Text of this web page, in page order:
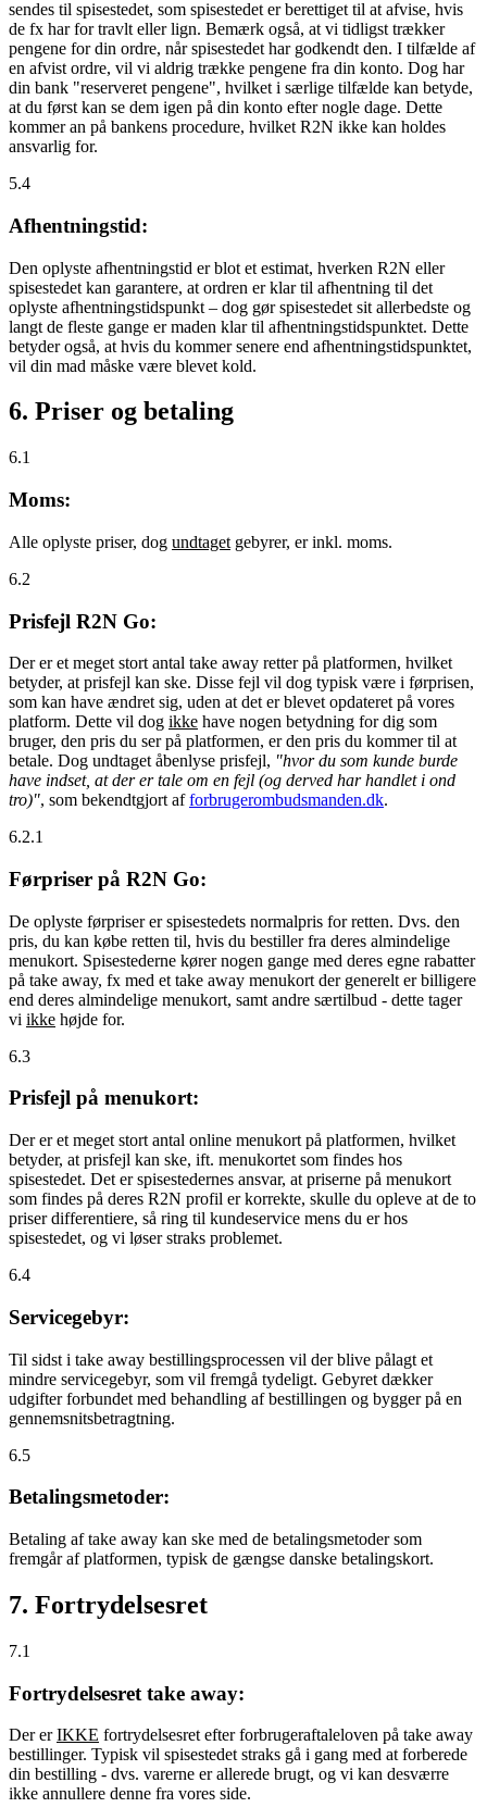
sendes til spisestedet, som spisestedet er berettiget til at afvise, hvis
de fx har for travlt eller lign. Bemærk også, at vi tidligst trækker
pengene for din ordre, når spisestedet har godkendt den. I tilfælde af
en afvist ordre, vil vi aldrig trække pengene fra din konto. Dog har
din bank "reserveret pengene", hvilket i særlige tilfælde kan betyde,
at du først kan se dem igen på din konto efter nogle dage. Dette
kommer an på bankens procedure, hvilket R2N ikke kan holdes
ansvarlig for.
5.4
Afhentningstid:
Den oplyste afhentningstid er blot et estimat, hverken R2N eller
spisestedet kan garantere, at ordren er klar til afhentning til det
oplyste afhentningstidspunkt – dog gør spisestedet sit allerbedste og
langt de fleste gange er maden klar til afhentningstidspunktet. Dette
betyder også, at hvis du kommer senere end afhentningstidspunktet,
vil din mad måske være blevet kold.
6. Priser og betaling
6.1
Moms:
Alle oplyste priser, dog undtaget gebyrer, er inkl. moms.
6.2
Prisfejl R2N Go:
Der er et meget stort antal take away retter på platformen, hvilket
betyder, at prisfejl kan ske. Disse fejl vil dog typisk være i førprisen,
som kan have ændret sig, uden at det er blevet opdateret på vores
platform. Dette vil dog ikke have nogen betydning for dig som
bruger, den pris du ser på platformen, er den pris du kommer til at
betale. Dog undtaget åbenlyse prisfejl, "hvor du som kunde burde
have indset, at der er tale om en fejl (og derved har handlet i ond
tro)", som bekendtgjort afforbrugerombudsmanden.dk.
6.2.1
Førpriser på R2N Go:
De oplyste førpriser er spisestedets normalpris for retten. Dvs. den
pris, du kan købe retten til, hvis du bestiller fra deres almindelige
menukort. Spisestederne kører nogen gange med deres egne rabatter
på take away, fx med et take away menukort der generelt er billigere
end deres almindelige menukort, samt andre særtilbud - dette tager
vi ikke højde for.
6.3
Prisfejl på menukort:
Der er et meget stort antal online menukort på platformen, hvilket
betyder, at prisfejl kan ske, ift. menukortet som findes hos
spisestedet. Det er spisestedernes ansvar, at priserne på menukort
som findes på deres R2N profil er korrekte, skulle du opleve at de to
priser differentiere, så ring til kundeservice mens du er hos
spisestedet, og vi løser straks problemet.
6.4
Servicegebyr:
Til sidst i take away bestillingsprocessen vil der blive pålagt et
mindre servicegebyr, som vil fremgå tydeligt. Gebyret dækker
udgifter forbundet med behandling af bestillingen og bygger på en
gennemsnitsbetragtning.
6.5
Betalingsmetoder:
Betaling af take away kan ske med de betalingsmetoder som
fremgår af platformen, typisk de gængse danske betalingskort.
7. Fortrydelsesret
7.1
Fortrydelsesret take away:
Der erIKKE fortrydelsesret efter forbrugeraftaleloven på take away
bestillinger. Typisk vil spisestedet straks gå i gang med at forberede
din bestilling - dvs. varerne er allerede brugt, og vi kan desværre
ikke annullere denne fra vores side.